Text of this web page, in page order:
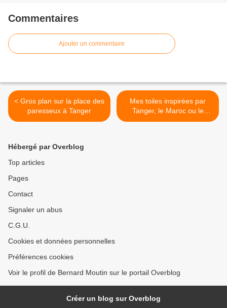
Commentaires
Ajouter un commentaire
< Gros plan sur la place des
paresseux à Tanger
Mes toiles inspirées par
Tanger, le Maroc ou le
monde musulman (16
Hébergé par Overblog
Top articles
Pages
Contact
Signaler un abus
C.G.U.
Cookies et données personnelles
Préférences cookies
Voir le profil de Bernard Moutin sur le portail Overblog
Créer un blog sur Overblog